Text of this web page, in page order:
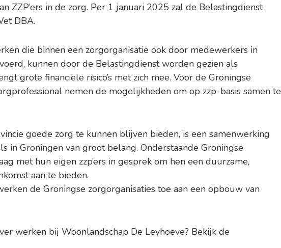
ZZP’ers in de zorg. Per 1 januari 2025 zal de Belastingdienst
DBA.
die binnen een zorgorganisatie ook door medewerkers in
kunnen door de Belastingdienst worden gezien als
grote financiële risico’s met zich mee. Voor de Groningse
nemen de mogelijkheden om op zzp-basis samen te
goede zorg te kunnen blijven bieden, is een samenwerking
in Groningen van groot belang. Onderstaande Groningse
met hun eigen zzp’ers in gesprek om hen een duurzame,
aan te bieden.
de Groningse zorgorganisaties toe aan een opbouw van
werken bij Woonlandschap De Leyhoeve? Bekijk de